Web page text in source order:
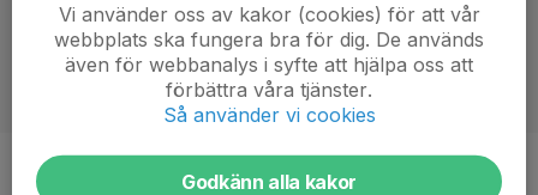
Position
-
Vi använder oss av kakor (cookies) för att vår
webbplats ska fungera bra för dig. De används
även för webbanalys i syfte att hjälpa oss att
förbättra våra tjänster.
Så använder vi cookies
Godkänn alla kakor